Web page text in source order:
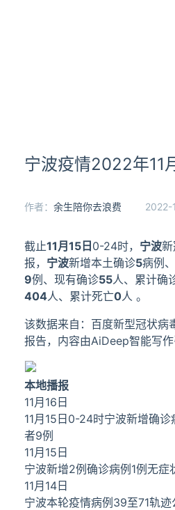
宁波疫情2022年11
作者： 余生陪你去浪费 2022-
截止11月15日 0-24时， 宁波
报， 宁波新增本土确诊5病例
9例、现有确诊55人、累计确
404人、累计死亡0人 。
该数据来自：百度新型冠状病
报告，内容由AiDeep智能写作
本地播报
11月16日
11月15日0-24时宁波新增确
者9例
11月15日
宁波新增2例确诊病例1例无症
11月14日
宁波本轮疫情病例39至71轨迹